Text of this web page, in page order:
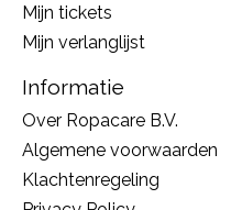
Mijn tickets
Mijn verlanglijst
Informatie
Over Ropacare B.V.
Algemene voorwaarden
Klachtenregeling